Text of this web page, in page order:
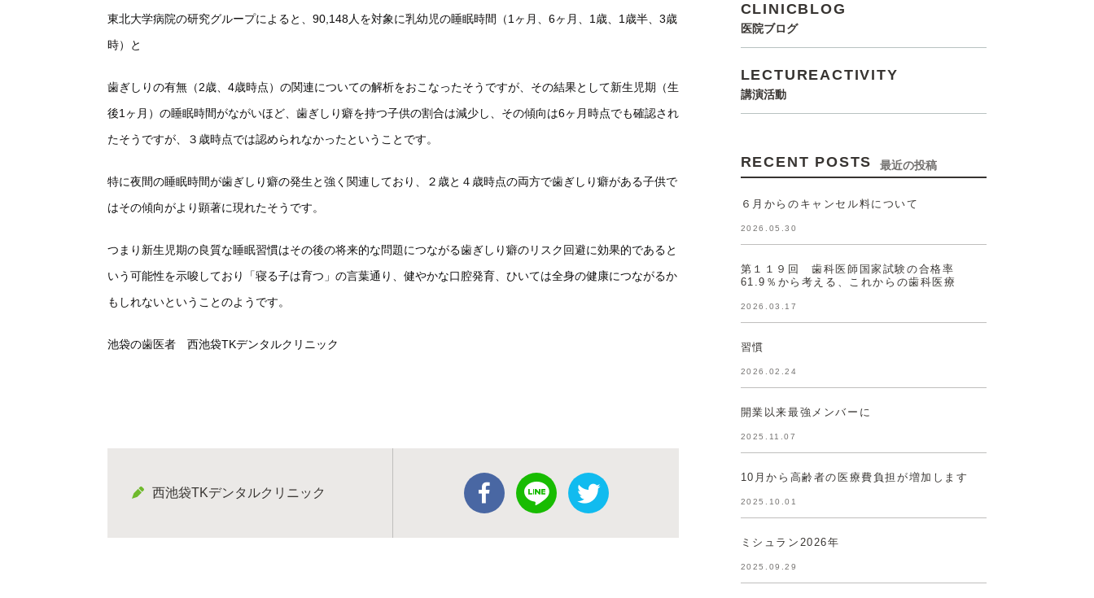
東北大学病院の研究グループによると、90,148人を対象に乳幼児の睡眠時間（1ヶ月、6ヶ月、1歳、1歳半、3歳
時）と
歯ぎしりの有無（2歳、4歳時点）の関連についての解析をおこなったそうですが、その結果として新生児期（生
後1ヶ月）の睡眠時間がながいほど、歯ぎしり癖を持つ子供の割合は減少し、その傾向は6ヶ月時点でも確認され
たそうですが、３歳時点では認められなかったということです。
特に夜間の睡眠時間が歯ぎしり癖の発生と強く関連しており、２歳と４歳時点の両方で歯ぎしり癖がある子供で
はその傾向がより顕著に現れたそうです。
つまり新生児期の良質な睡眠習慣はその後の将来的な問題につながる歯ぎしり癖のリスク回避に効果的であると
いう可能性を示唆しており「寝る子は育つ」の言葉通り、健やかな口腔発育、ひいては全身の健康につながるか
もしれないということのようです。
池袋の歯医者 西池袋TKデンタルクリニック
西池袋TKデンタルクリニック
CLINICBLOG
医院ブログ
LECTUREACTIVITY
講演活動
RECENT POSTS 最近の投稿
６月からのキャンセル料について
2026.05.30
第１１９回 歯科医師国家試験の合格率
61.9％から考える、これからの歯科医療
2026.03.17
習慣
2026.02.24
開業以来最強メンバーに
2025.11.07
10月から高齢者の医療費負担が増加します
2025.10.01
ミシュラン2026年
2025.09.29